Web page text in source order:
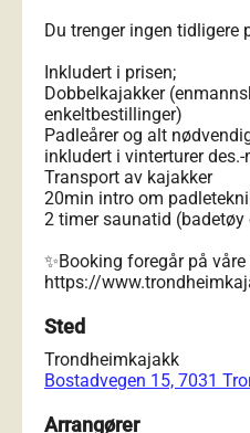
Du trenger ingen tidligere
Inkludert i prisen;
Dobbelkajakker
enkeltbestillinger)
Padleårer og alt
inkludert i vinterturer des.-
Transport av kajakker
20min intro om
2 timer saunatid (badetøy
✨Booking foregår på
https://
Sted
Trondheimkajakk
Bostadvegen 15, 7031
Arrangører